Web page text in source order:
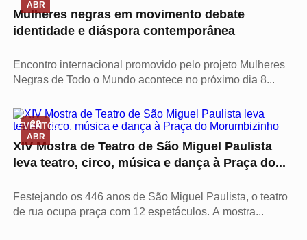
ABR
Mulheres negras em movimento debate
identidade e diáspora contemporânea
Encontro internacional promovido pelo projeto Mulheres
Negras de Todo o Mundo acontece no próximo dia 8...
22
ABR
EVENTOS
XIV Mostra de Teatro de São Miguel Paulista
leva teatro, circo, música e dança à Praça do...
Festejando os 446 anos de São Miguel Paulista, o teatro
de rua ocupa praça com 12 espetáculos. A mostra...